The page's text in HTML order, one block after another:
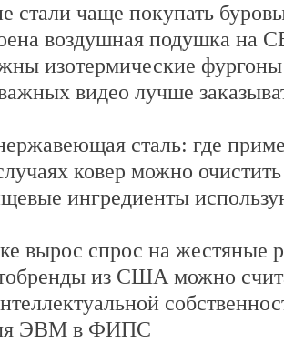
стали чаще покупать
воздушная подушка на
изотермические фургоны
видео лучше
сталь: где
ковер можно
ингредиенты
вырос спрос на жестяные
из США можно
ЭВМ в ФИПС